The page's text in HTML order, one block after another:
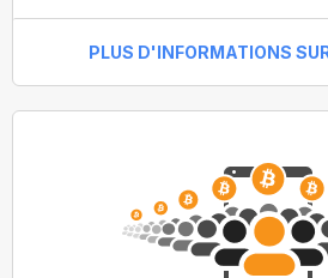
PLUS D'INFORMATIONS